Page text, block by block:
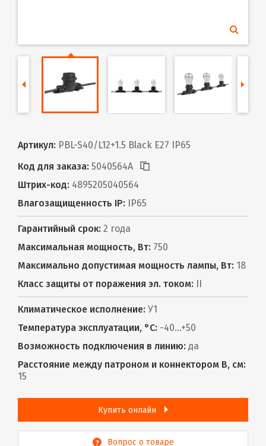
Артикул: PBL-S40/L12+1.5 Black E27 IP65
Код для заказа: 5040564A
Штрих-код: 4895205040564
Влагозащищенность IP: IP65
Гарантийный срок: 2 года
Максимальная мощность, Вт: 750
Максимально допустимая мощность лампы, Вт: 18
Класс защиты от поражения эл. током: II
Климатическое исполнение: У1
Температура эксплуатации, °С: -40...+50
Возможность подключения в линию: да
Расстояние между патроном и коннектором В, см:
15
Купить онлайн
Вопрос о товаре